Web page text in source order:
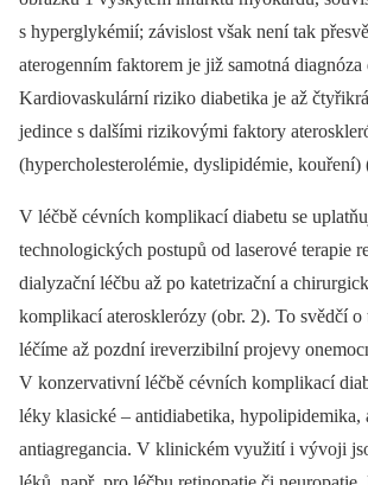
s hyperglykémií; závislost však není tak
aterogenním faktorem je již samotná diagnóza
Kardiovaskulární riziko diabetika je až
jedince s dalšími rizikovými faktory
(hypercholesterolémie, dyslipidémie, kouření)
V léčbě cévních komplikací diabetu se
technologických postupů od laserové terapie
dialyzační léčbu až po katetrizační a
komplikací aterosklerózy (obr. 2). To svědčí o
léčíme až pozdní ireverzibilní projevy
V konzervativní léčbě cévních komplikací
léky klasické –⁠ antidiabetika, hypolipidemika,
antiagregancia. V klinickém využití i vývoji